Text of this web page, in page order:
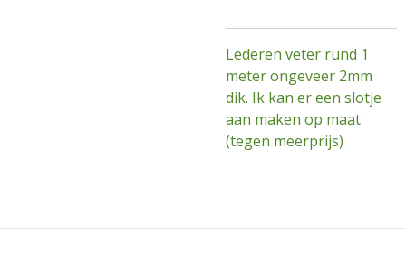
Lederen veter rund 1
meter ongeveer 2mm
dik. Ik kan er een slotje
aan maken op maat
(tegen meerprijs)